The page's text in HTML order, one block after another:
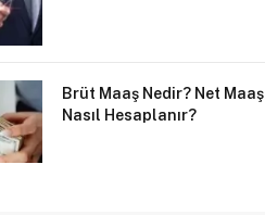
Brüt Maaş Nedir? Net Maaş
Nasıl Hesaplanır?